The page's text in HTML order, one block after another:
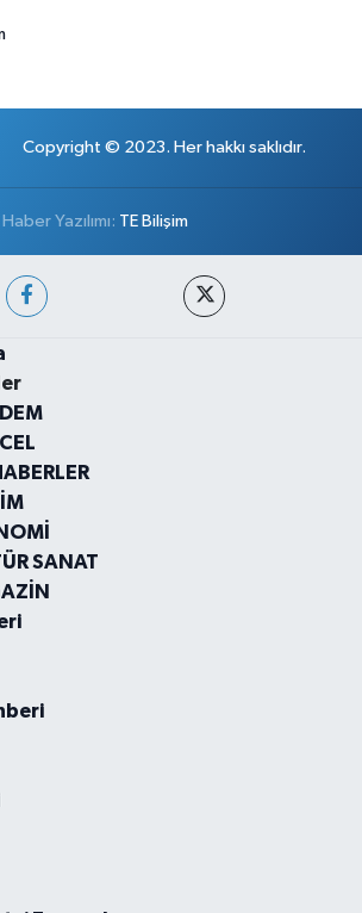
Copyright © 2023. Her hakkı saklıdır.
Haber Yazılımı: TE Bilişim
SANAT